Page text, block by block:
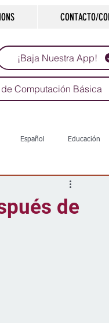
CONTACTO/
¡Baja Nuestra App!
Computación Básica
Español Educación
de